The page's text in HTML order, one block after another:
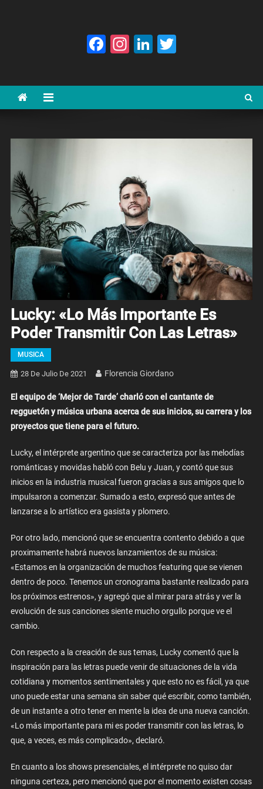
Facebook
Instagram
LinkedIn
Lucky: «Lo Más Importante Es
Poder Transmitir Con Las Letras»
MUSICA
28 De Julio De 2021 Florencia Giordano
El equipo de ‘Mejor de Tarde’ charló con el cantante de
regguetón y música urbana acerca de sus inicios, su carrera y los
proyectos que tiene para el futuro.
Lucky, el intérprete argentino que se caracteriza por las melodías
románticas y movidas habló con Belu y Juan, y contó que sus
inicios en la industria musical fueron gracias a sus amigos que lo
impulsaron a comenzar. Sumado a esto, expresó que antes de
lanzarse a lo artístico era gasista y plomero.
Por otro lado, mencionó que se encuentra contento debido a que
proximamente habrá nuevos lanzamientos de su música:
«Estamos en la organización de muchos featuring que se vienen
dentro de poco. Tenemos un cronograma bastante realizado para
los próximos estrenos», y agregó que al mirar para atrás y ver la
evolución de sus canciones siente mucho orgullo porque ve el
cambio.
Con respecto a la creación de sus temas, Lucky comentó que la
inspiración para las letras puede venir de situaciones de la vida
cotidiana y momentos sentimentales y que esto no es fácil, ya que
uno puede estar una semana sin saber qué escribir, como también,
de un instante a otro tener en mente la idea de una nueva canción.
«Lo más importante para mi es poder transmitir con las letras, lo
que, a veces, es más complicado», declaró.
En cuanto a los shows presenciales, el intérprete no quiso dar
ninguna certeza, pero mencionó que por el momento existen cosas